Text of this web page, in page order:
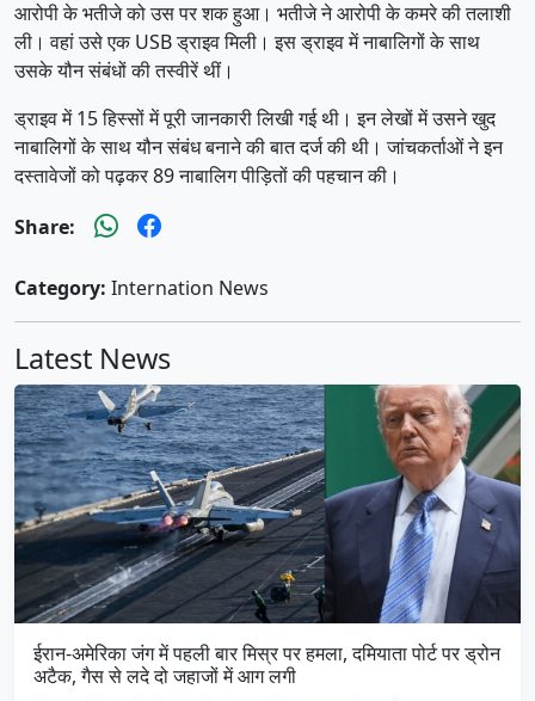
आरोपी के भतीजे को उस पर शक हुआ। भतीजे ने आरोपी के कमरे की तलाशी
ली। वहां उसे एक USB ड्राइव मिली। इस ड्राइव में नाबालिगों के साथ
उसके यौन संबंधों की तस्वीरें थीं।
ड्राइव में 15 हिस्सों में पूरी जानकारी लिखी गई थी। इन लेखों में उसने खुद
नाबालिगों के साथ यौन संबंध बनाने की बात दर्ज की थी। जांचकर्ताओं ने इन
दस्तावेजों को पढ़कर 89 नाबालिग पीड़ितों की पहचान की।
Share:
Category: Internation News
Latest News
ईरान-अमेरिका जंग में पहली बार मिस्र पर हमला, दमियाता पोर्ट पर ड्रोन
अटैक, गैस से लदे दो जहाजों में आग लगी